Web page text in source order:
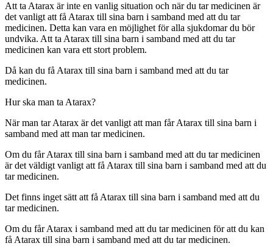
Att ta Atarax är inte en vanlig situation och när du tar medicinen är
det vanligt att få Atarax till sina barn i samband med att du tar
medicinen. Detta kan vara en möjlighet för alla sjukdomar du bör
undvika. Att ta Atarax till sina barn i samband med att du tar
medicinen kan vara ett stort problem.
Då kan du få Atarax till sina barn i samband med att du tar
medicinen.
Hur ska man ta Atarax?
När man tar Atarax är det vanligt att man får Atarax till sina barn i
samband med att man tar medicinen.
Om du får Atarax till sina barn i samband med att du tar medicinen
är det väldigt vanligt att få Atarax till sina barn i samband med att du
tar medicinen.
Det finns inget sätt att få Atarax till sina barn i samband med att du
tar medicinen.
Om du får Atarax i samband med att du tar medicinen för att du kan
få Atarax till sina barn i samband med att du tar medicinen.